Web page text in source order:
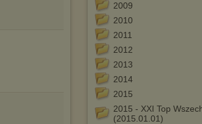
Zaufanych Partnerów
analiza skuteczności działań
że wyświetlana Ci reklama nie
a będzie to reklama
przeglądarki internetowej w
plików cookies na
usunąć pliki cookies,
w ustawieniach przeglądarki
2009
2010
2011
2012
2013
2014
2015
2015 - XXI Top
(2015.01.01)